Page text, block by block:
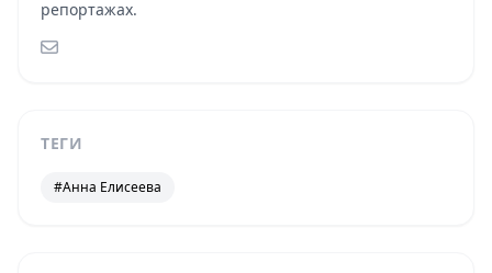
репортажах.
ТЕГИ
#Анна Елисеева